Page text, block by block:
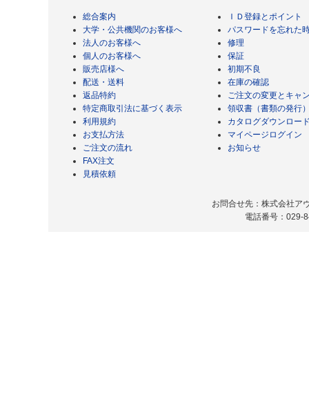
総合案内
大学・公共機関のお客様へ
法人のお客様へ
個人のお客様へ
販売店様へ
配送・送料
返品特約
特定商取引法に基づく表示
利用規約
お支払方法
ご注文の流れ
FAX注文
見積依頼
ＩＤ登録とポイント
パスワードを忘れた
修理
保証
初期不良
在庫の確認
ご注文の変更とキャ
領収書（書類の発行
カタログダウンロー
マイページログイン
お知らせ
お問合せ先：株式会社ア
電話番号：